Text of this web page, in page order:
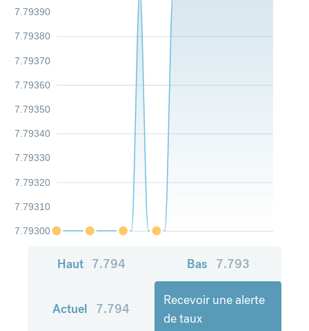
7.79300
7.79310
7.79320
7.79330
7.79340
7.79350
7.79360
7.79370
7.79380
7.79390
Haut 7.794 Bas 7.793
Actuel 7.794
Recevoir une alerte
de taux